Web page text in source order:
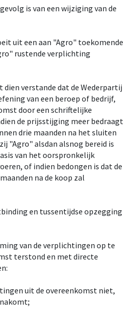
is van een wijziging van de
uit een aan "Agro" toekomende
rustende verplichting
verstande dat de Wederpartij
van een beroep of bedrijf,
door een schriftelijke
de prijsstijging meer bedraagt
drie maanden na het sluiten
"Agro" alsdan alsnog bereid is
van het oorspronkelijk
of indien bedongen is dat de
na de koop zal
en tussentijdse opzegging
van de verplichtingen op te
terstond en met directe
uit de overeenkomst niet,